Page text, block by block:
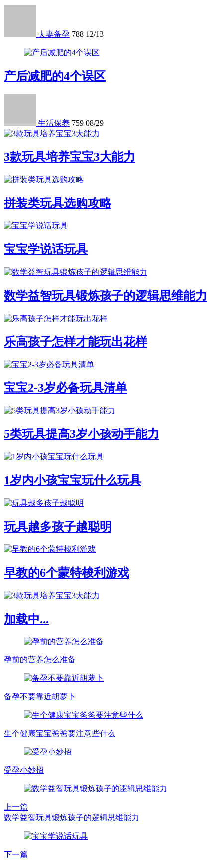
夫妻备孕 788 12/13
产后减肥的4个误区
生活保养 759 08/29
3款玩具培养宝宝3大能力
拼装类玩具选购攻略
宝宝学说话玩具
数学益智玩具锻炼孩子的逻辑思维能力
乐高孩子怎样才能玩出花样
宝宝2-3岁必备玩具清单
5类玩具提高3岁小孩动手能力
1岁内小孩宝宝玩什么玩具
玩具越多孩子越聪明
早教的6个蒙特梭利游戏
加载中...
孕前的营养怎么准备
备孕不要靠近胡萝卜
生个健康宝宝爸爸要注意些什么
受孕小妙招
上一篇
数学益智玩具锻炼孩子的逻辑思维能力
下一篇